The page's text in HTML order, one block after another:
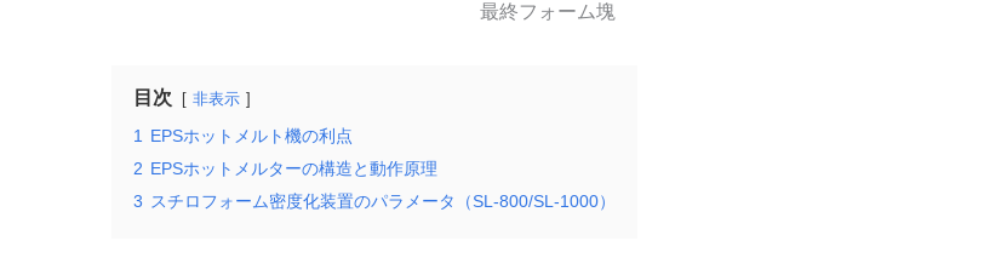
最終フォーム塊
目次 非表示
1 EPSホットメルト機の利点
2 EPSホットメルターの構造と動作原理
3 スチロフォーム密度化装置のパラメータ（SL-800/SL-1000）